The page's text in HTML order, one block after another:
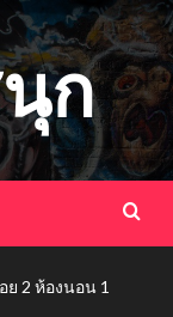
ก
2 ห้องนอน 1